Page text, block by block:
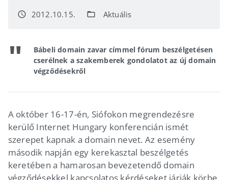
access_time 2012.10.15. folder_open Aktuális
Bábeli domain zavar címmel fórum beszélgetésen
cserélnek a szakemberek gondolatot az új domain
végződésekről
A október 16-17-én, Siófokon megrendezésre
kerülő Internet Hungary konferencián ismét
szerepet kapnak a domain nevet. Az esemény
második napján egy kerekasztal beszélgetés
keretében a hamarosan bevezetendő domain
végződésekkel kapcsolatos kérdéseket járják körbe